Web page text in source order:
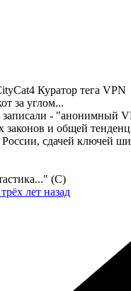
Куратор тега VPN
за углом...
- "анонимный
законов и общей
сдачей ключей
(С)
лет назад